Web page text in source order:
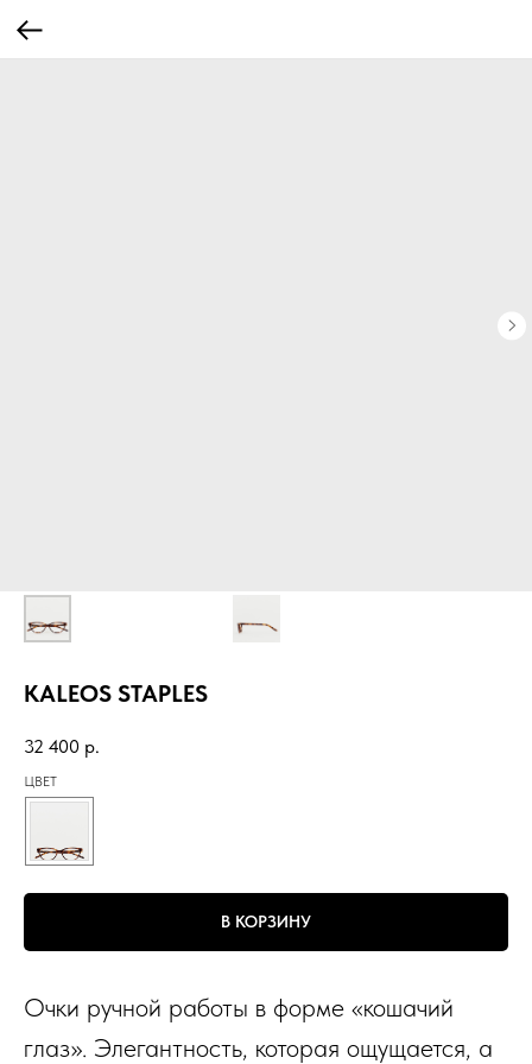
KALEOS STAPLES
32 400 р.
ЦВЕТ
В КОРЗИНУ
Очки ручной работы в форме «кошачий
глаз». Элегантность, которая ощущается, а